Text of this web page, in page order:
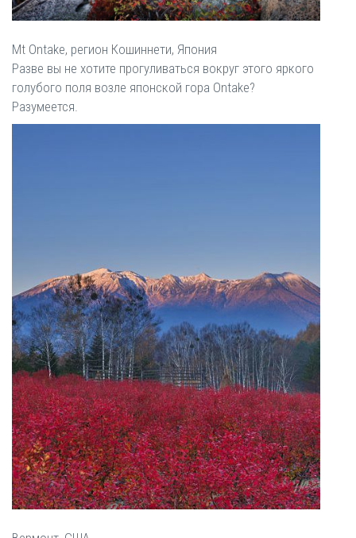
Mt Ontake, регион Кошиннети, Япония
Разве вы не хотите прогуливаться вокруг этого яркого
голубого поля возле японской гора Ontake?
Разумеется.